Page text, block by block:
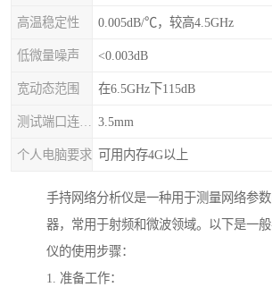
高温稳定性 0.005dB/℃，较高4.5GHz
低微量噪声 <0.003dB
宽动态范围 在6.5GHz下115dB
3.5mm
个人电脑要求 可用内存4G以上
手持网络分析仪是一种用于测量网络参
器，常用于射频和微波领域。以下是一
仪的使用步骤：
1. 准备工作：